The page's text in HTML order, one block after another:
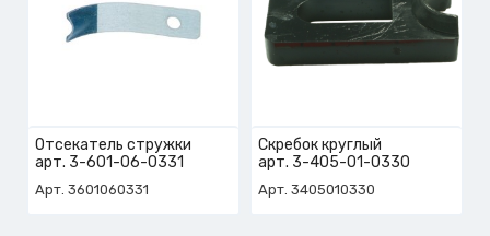
Отсекатель стружки
арт. 3-601-06-0331
Арт. 3601060331
Скребок круглый
арт. 3-405-01-0330
Арт. 3405010330